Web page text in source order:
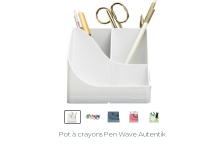
Pot à crayons Pen Wave Autentik